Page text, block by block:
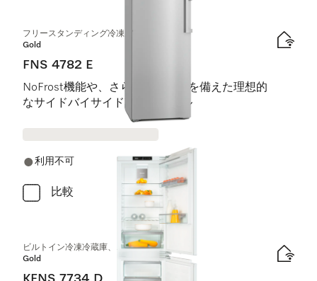
フリースタンディング冷凍庫
Gold
FNS 4782 E
NoFrost機能や、さらなる利便性を備えた理想的
なサイドバイサイド設置用モデル
利用不可
比較
ビルトイン冷凍冷蔵庫、ニッチ高さ178 cm
Gold